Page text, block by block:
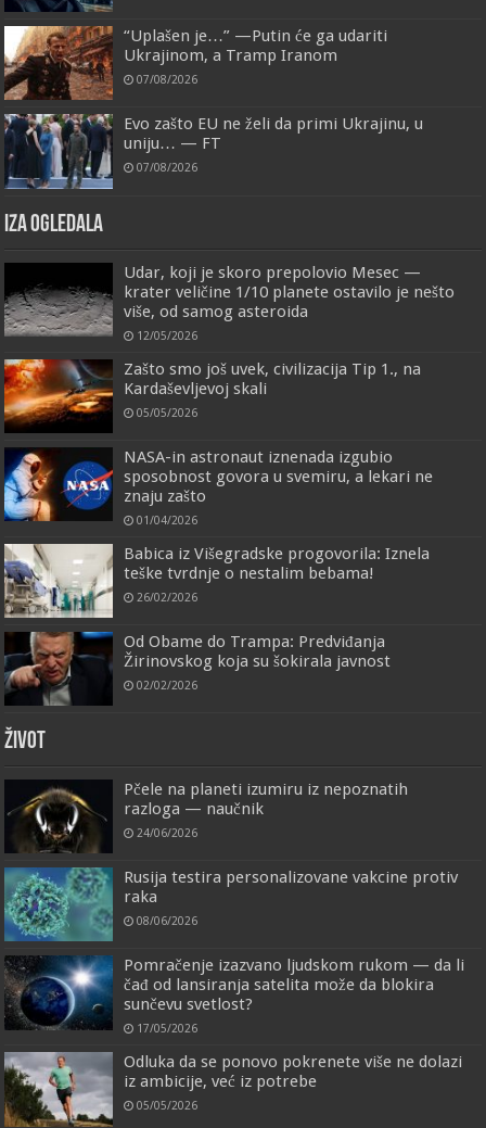
“Uplašen je…” —Putin će ga udariti
Ukrajinom, a Tramp Iranom
07/08/2026
Evo zašto EU ne želi da primi Ukrajinu, u
uniju… — FT
07/08/2026
IZA OGLEDALA
Udar, koji je skoro prepolovio Mesec —
krater veličine 1/10 planete ostavilo je nešto
više, od samog asteroida
12/05/2026
Zašto smo još uvek, civilizacija Tip 1., na
Kardaševljevoj skali
05/05/2026
NASA-in astronaut iznenada izgubio
sposobnost govora u svemiru, a lekari ne
znaju zašto
01/04/2026
Babica iz Višegradske progovorila: Iznela
teške tvrdnje o nestalim bebama!
26/02/2026
Od Obame do Trampa: Predviđanja
Žirinovskog koja su šokirala javnost
02/02/2026
ŽIVOT
Pčele na planeti izumiru iz nepoznatih
razloga — naučnik
24/06/2026
Rusija testira personalizovane vakcine protiv
raka
08/06/2026
Pomračenje izazvano ljudskom rukom — da li
čađ od lansiranja satelita može da blokira
sunčevu svetlost?
17/05/2026
Odluka da se ponovo pokrenete više ne dolazi
iz ambicije, već iz potrebe
05/05/2026